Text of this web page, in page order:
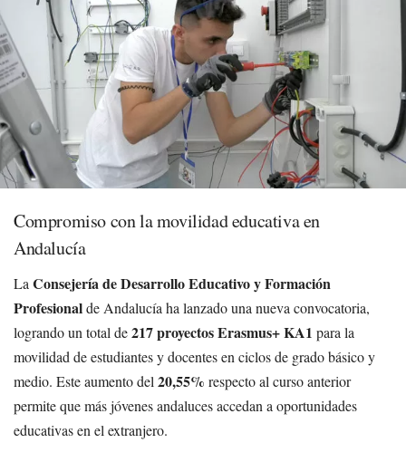
Compromiso con la movilidad educativa en
Andalucía
La Consejería de Desarrollo Educativo y Formación
Profesionalde Andalucía ha lanzado una nueva convocatoria,
logrando un total de217 proyectos Erasmus+ KA1 para la
movilidad de estudiantes y docentes en ciclos de grado básico y
medio. Este aumento del 20,55% respecto al curso anterior
permite que más jóvenes andaluces accedan a oportunidades
educativas en el extranjero.